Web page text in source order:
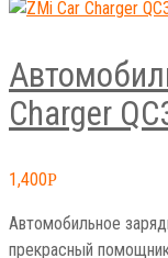
Charger
1,400Р
Автомобильное
прекрасный